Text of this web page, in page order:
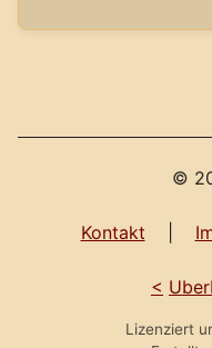
©
Kontakt
<
Lizenziert